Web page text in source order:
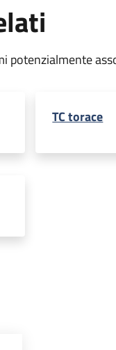
potenzialmente
TC torace